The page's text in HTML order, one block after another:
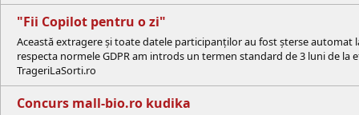
"Fii Copilot pentru o zi"
Această extragere și toate datele participanților au fost șterse
respecta normele GDPR am introds un termen standard de 3 luni de
TrageriLaSorti.ro
Concurs mall-bio.ro kudika